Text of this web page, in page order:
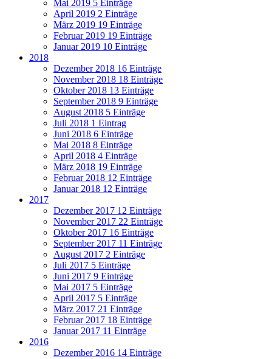
Mai 2019 5 Einträge
April 2019 2 Einträge
März 2019 19 Einträge
Februar 2019 19 Einträge
Januar 2019 10 Einträge
2018
Dezember 2018 16 Einträge
November 2018 18 Einträge
Oktober 2018 13 Einträge
September 2018 9 Einträge
August 2018 5 Einträge
Juli 2018 1 Eintrag
Juni 2018 6 Einträge
Mai 2018 8 Einträge
April 2018 4 Einträge
März 2018 19 Einträge
Februar 2018 12 Einträge
Januar 2018 12 Einträge
2017
Dezember 2017 12 Einträge
November 2017 22 Einträge
Oktober 2017 16 Einträge
September 2017 11 Einträge
August 2017 2 Einträge
Juli 2017 5 Einträge
Juni 2017 9 Einträge
Mai 2017 5 Einträge
April 2017 5 Einträge
März 2017 21 Einträge
Februar 2017 18 Einträge
Januar 2017 11 Einträge
2016
Dezember 2016 14 Einträge